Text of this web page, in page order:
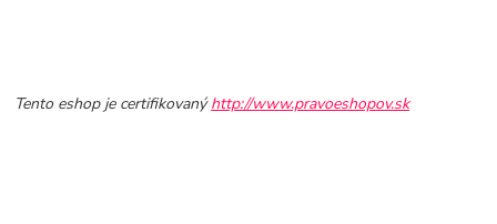
Tento eshop je certifikovanýhttp://www.pravoeshopov.sk